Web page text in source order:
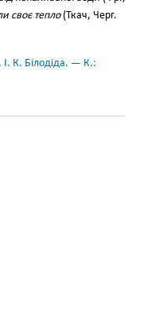
своє тепло(Ткач, Черг.
І. К. Білодіда. — К.: